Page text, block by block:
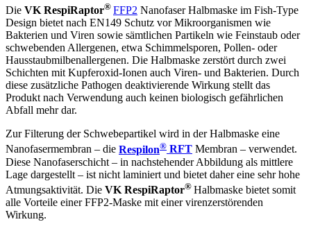
Die VK RespiRaptor® FFP2 Nanofaser Halbmaske im Fish-Type
Design bietet nach EN149 Schutz vor Mikroorganismen wie
Bakterien und Viren sowie sämtlichen Partikeln wie Feinstaub oder
schwebenden Allergenen, etwa Schimmelsporen, Pollen- oder
Hausstaubmilbenallergenen. Die Halbmaske zerstört durch zwei
Schichten mit Kupferoxid-Ionen auch Viren- und Bakterien. Durch
diese zusätzliche Pathogen deaktivierende Wirkung stellt das
Produkt nach Verwendung auch keinen biologisch gefährlichen
Abfall mehr dar.
Zur Filterung der Schwebepartikel wird in der Halbmaske eine
Nanofasermembran – die Respilon® RFT Membran – verwendet.
Diese Nanofaserschicht – in nachstehender Abbildung als mittlere
Lage dargestellt – ist nicht laminiert und bietet daher eine sehr hohe
Atmungsaktivität. Die VK RespiRaptor® Halbmaske bietet somit
alle Vorteile einer FFP2-Maske mit einer virenzerstörenden
Wirkung.